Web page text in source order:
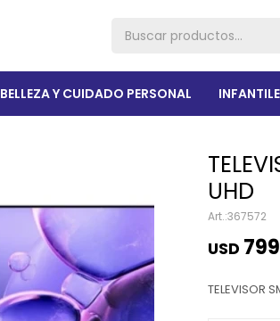
BELLEZA Y CUIDADO PERSONAL
UHD
367572
USD
TELEVISOR